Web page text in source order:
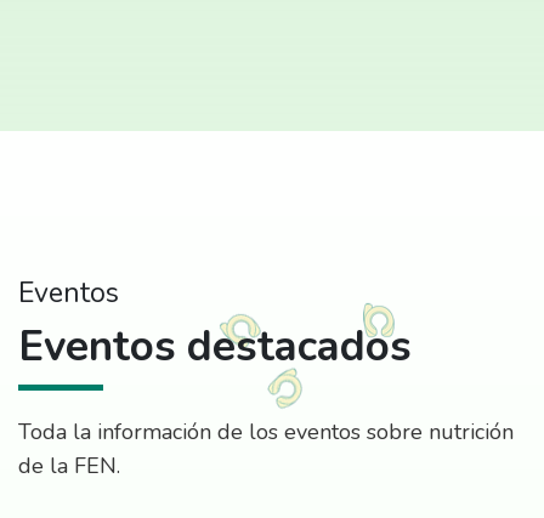
Eventos
Eventos destacados
Toda la información de los eventos sobre nutrición
de la FEN.